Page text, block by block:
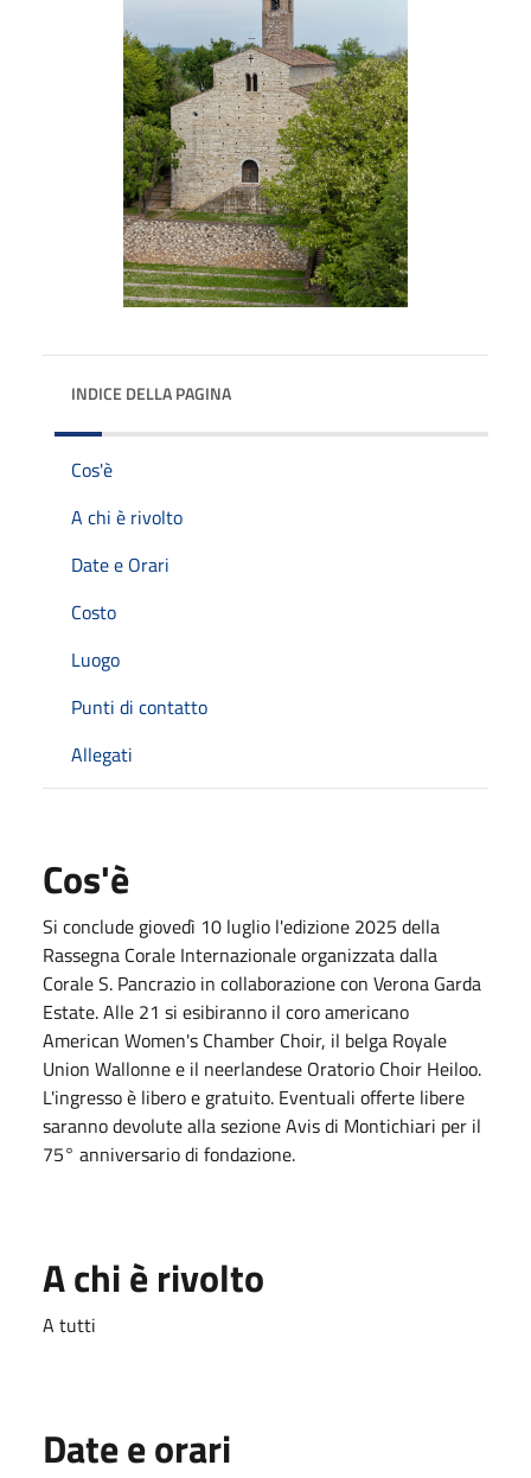
INDICE DELLA PAGINA
Cos'è
A chi è rivolto
Date e Orari
Costo
Luogo
Punti di contatto
Allegati
Cos'è
Si conclude giovedì 10 luglio l'edizione 2025 della
Rassegna Corale Internazionale organizzata dalla
Corale S. Pancrazio in collaborazione con Verona Garda
Estate. Alle 21 si esibiranno il coro americano
American Women's Chamber Choir, il belga Royale
Union Wallonne e il neerlandese Oratorio Choir Heiloo.
L'ingresso è libero e gratuito. Eventuali offerte libere
saranno devolute alla sezione Avis di Montichiari per il
75° anniversario di fondazione.
A chi è rivolto
A tutti
Date e orari